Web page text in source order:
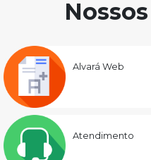
Alvará Web
Atendimento